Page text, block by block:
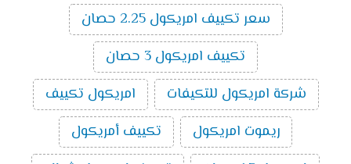
تكييف ميديا ميشن بارد ساخن انفرتر 3 حصان
14500 جنية
اسعار تكييف ميديا اسبليت ارضي
سقفي بارد ساخن2024
سعر تكييف ميديا اسبليت ارضي سقفي 2.25
حصان بارد ساخن10000
سعر تكييف ميديا اسبليت ارضي سقفي 3 حصان
سعر تكييف امريكول 2.25 حصان
تكييف امريكول 3 حصان
شركة امريكول للتكيفات
امريكول تكييف
ريموت امريكول
تكييف أمريكول